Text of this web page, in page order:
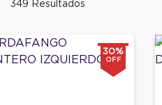
349 Resultados
30%
OFF